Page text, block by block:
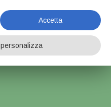
Al 31.08 Qualsiasi
Spedizione Ripartirà Dal 1
Accetta